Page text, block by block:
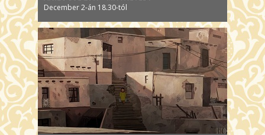
December 2-án 18.30-tól